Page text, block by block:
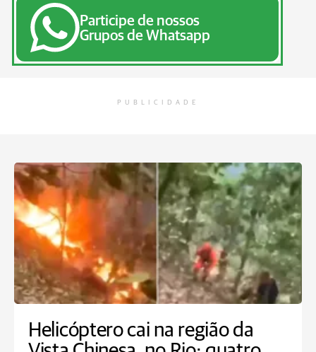
Participe de nossos
Grupos de Whatsapp
PUBLICIDADE
Helicóptero cai na região da